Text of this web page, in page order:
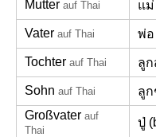
Mutter auf Thai แม่
Vater auf Thai พ่อ
Tochter auf Thai ลูก
Sohn auf Thai
ลูก
Großvater auf
Thai
ปู่